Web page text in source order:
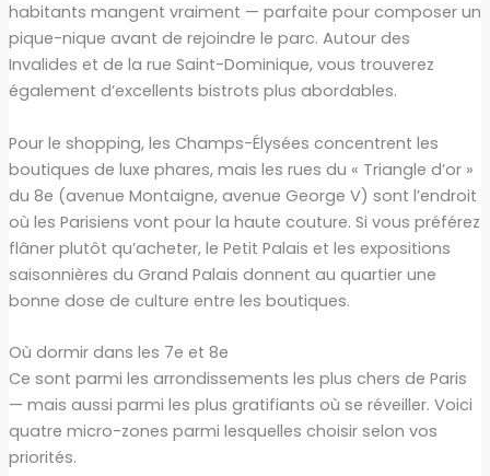
habitants mangent vraiment — parfaite pour composer un
pique-nique avant de rejoindre le parc. Autour des
Invalides et de la rue Saint-Dominique, vous trouverez
également d’excellents bistrots plus abordables.
Pour le shopping, les Champs-Élysées concentrent les
boutiques de luxe phares, mais les rues du « Triangle d’or »
du 8e (avenue Montaigne, avenue George V) sont l’endroit
où les Parisiens vont pour la haute couture. Si vous préférez
flâner plutôt qu’acheter, le Petit Palais et les expositions
saisonnières du Grand Palais donnent au quartier une
bonne dose de culture entre les boutiques.
Où dormir dans les 7e et 8e
Ce sont parmi les arrondissements les plus chers de Paris
— mais aussi parmi les plus gratifiants où se réveiller. Voici
quatre micro-zones parmi lesquelles choisir selon vos
priorités.